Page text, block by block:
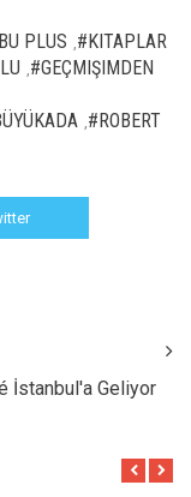
PLUS #KITAPLAR
#GEÇMIŞIMDEN
#ROBERT
İstanbul'a Geliyor